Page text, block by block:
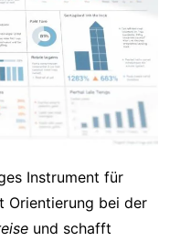
Instrument für
Orientierung bei der
und schafft